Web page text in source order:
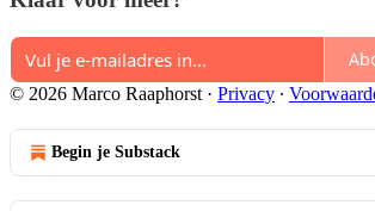
© 2026 Marco Raaphorst · Privacy ∙
Begin je Substack